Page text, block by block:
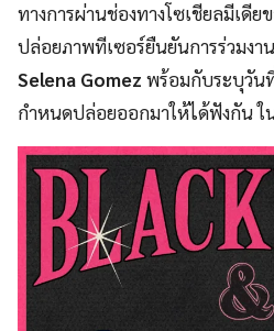
ทางการผ่านช่องทางโซเชียลมีเดีย
ปล่อยภาพทีเซอร์ยืนยันการร่วมงา
Selena Gomez พร้อมกับระบุวัน
กำหนดปล่อยออกมาให้ได้ฟังกัน ใ